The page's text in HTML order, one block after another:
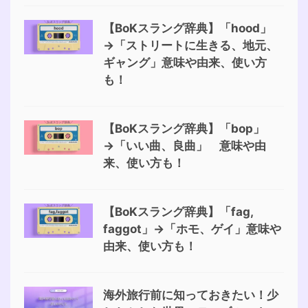
【BoKスラング辞典】「hood」
→「ストリートに生きる、地元、
ギャング」意味や由来、使い方
も！
【BoKスラング辞典】「bop」
→「いい曲、良曲」 意味や由
来、使い方も！
【BoKスラング辞典】「fag,
faggot」→「ホモ、ゲイ」意味や
由来、使い方も！
海外旅行前に知っておきたい！少